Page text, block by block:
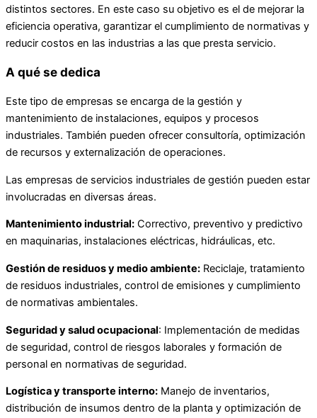
distintos sectores. En este caso su objetivo es el de mejorar la
eficiencia operativa, garantizar el cumplimiento de normativas y
reducir costos en las industrias a las que presta servicio.
A qué se dedica
Este tipo de empresas se encarga de la gestión y
mantenimiento de instalaciones, equipos y procesos
industriales. También pueden ofrecer consultoría, optimización
de recursos y externalización de operaciones.
Las empresas de servicios industriales de gestión pueden estar
involucradas en diversas áreas.
Mantenimiento industrial: Correctivo, preventivo y predictivo
en maquinarias, instalaciones eléctricas, hidráulicas, etc.
Gestión de residuos y medio ambiente: Reciclaje, tratamiento
de residuos industriales, control de emisiones y cumplimiento
de normativas ambientales.
Seguridad y salud ocupacional: Implementación de medidas
de seguridad, control de riesgos laborales y formación de
personal en normativas de seguridad.
Logística y transporte interno: Manejo de inventarios,
distribución de insumos dentro de la planta y optimización de